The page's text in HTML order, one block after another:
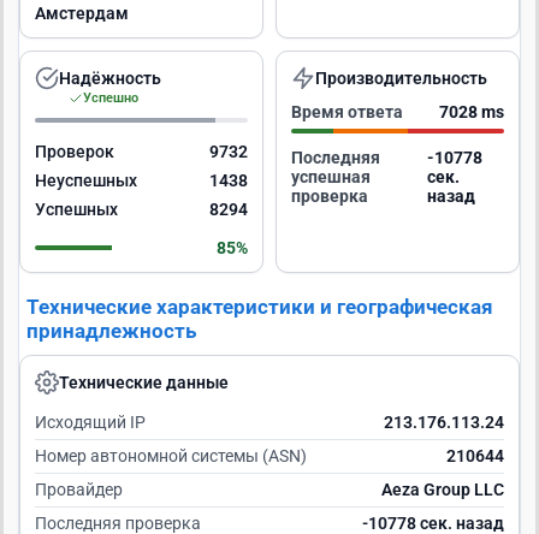
Амстердам
Надёжность
Успешно
Проверок
9732
Неуспешных
1438
Успешных
8294
85%
Производительность
Время ответа
7028 ms
Последняя
успешная
проверка
-10777
сек.
назад
Технические характеристики и географическая
принадлежность
Технические данные
Исходящий IP
213.176.113.24
Номер автономной системы (ASN)
210644
Провайдер
Aeza Group LLC
Последняя проверка
-10777 сек. назад